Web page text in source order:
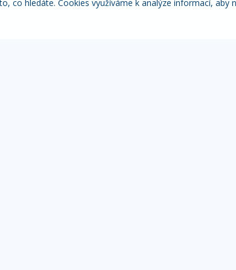
co hledáte. Cookies využíváme k analýze informací, aby